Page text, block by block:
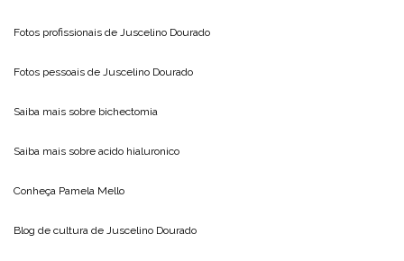
Fotos profissionais de Juscelino Dourado
Fotos pessoais de Juscelino Dourado
Saiba mais sobre bichectomia
Saiba mais sobre acido hialuronico
Conheça Pamela Mello
Blog de cultura de Juscelino Dourado